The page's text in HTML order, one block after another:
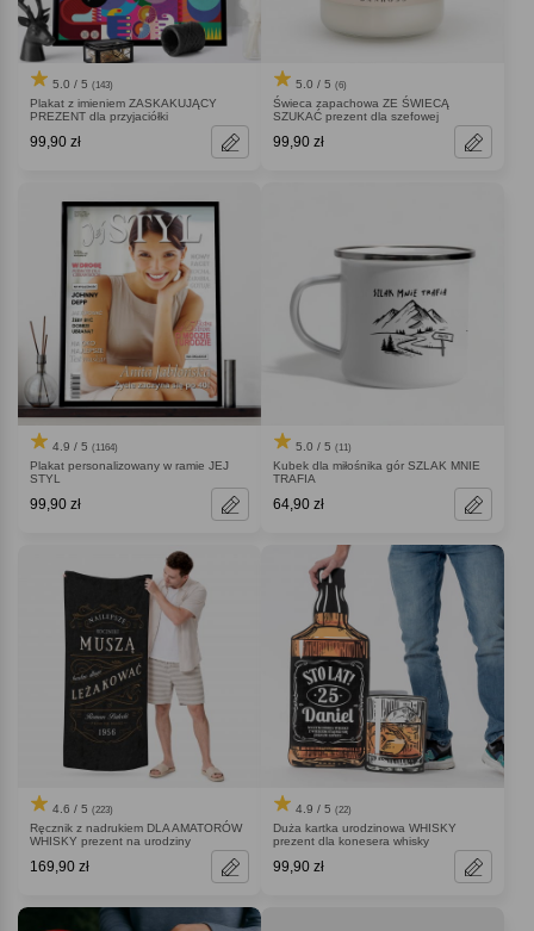
5.0 / 5 (143)
Plakat z imieniem ZASKAKUJĄCY
PREZENT dla przyjaciółki
99,90 zł
5.0 / 5 (6)
Świeca zapachowa ZE ŚWIECĄ
SZUKAĆ prezent dla szefowej
99,90 zł
4.9 / 5 (1164)
Plakat personalizowany w ramie JEJ
STYL
99,90 zł
5.0 / 5 (11)
Kubek dla miłośnika gór SZLAK MNIE
TRAFIA
64,90 zł
4.6 / 5 (223)
Ręcznik z nadrukiem DLA AMATORÓW
WHISKY prezent na urodziny
169,90 zł
4.9 / 5 (22)
Duża kartka urodzinowa WHISKY
prezent dla konesera whisky
99,90 zł